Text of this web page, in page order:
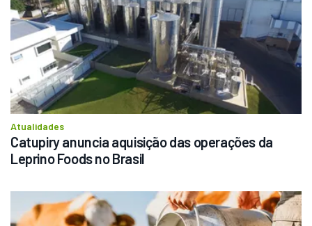
Atualidades
Catupiry anuncia aquisição das operações da
Leprino Foods no Brasil